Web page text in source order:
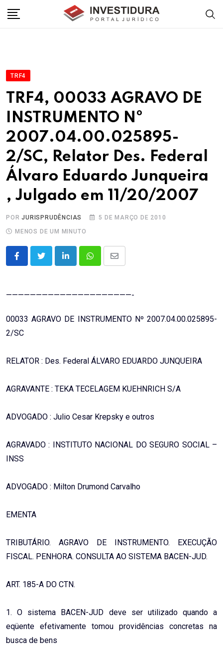
TRF4
TRF4, 00033 AGRAVO DE
INSTRUMENTO Nº
2007.04.00.025895-
2/SC, Relator Des. Federal
Álvaro Eduardo Junqueira
, Julgado em 11/20/2007
PORJURISPRUDÊNCIAS
5 DE MARÇO DE 2010
MENOS DE UM MINUTO
LinkedInWhatsappShare
—————————————————————-
00033 AGRAVO DE INSTRUMENTO Nº 2007.04.00.025895-
2/SC
RELATOR : Des. Federal ÁLVARO EDUARDO JUNQUEIRA
AGRAVANTE : TEKA TECELAGEM KUEHNRICH S/A
ADVOGADO : Julio Cesar Krepsky e outros
AGRAVADO : INSTITUTO NACIONAL DO SEGURO SOCIAL –
INSS
ADVOGADO : Milton Drumond Carvalho
EMENTA
TRIBUTÁRIO. AGRAVO DE INSTRUMENTO. EXECUÇÃO
FISCAL. PENHORA. CONSULTA AO SISTEMA BACEN-JUD.
ART. 185-A DO CTN.
1. O sistema BACEN-JUD deve ser utilizado quando a
eqüente efetivamente tomou providências concretas na
busca de bens